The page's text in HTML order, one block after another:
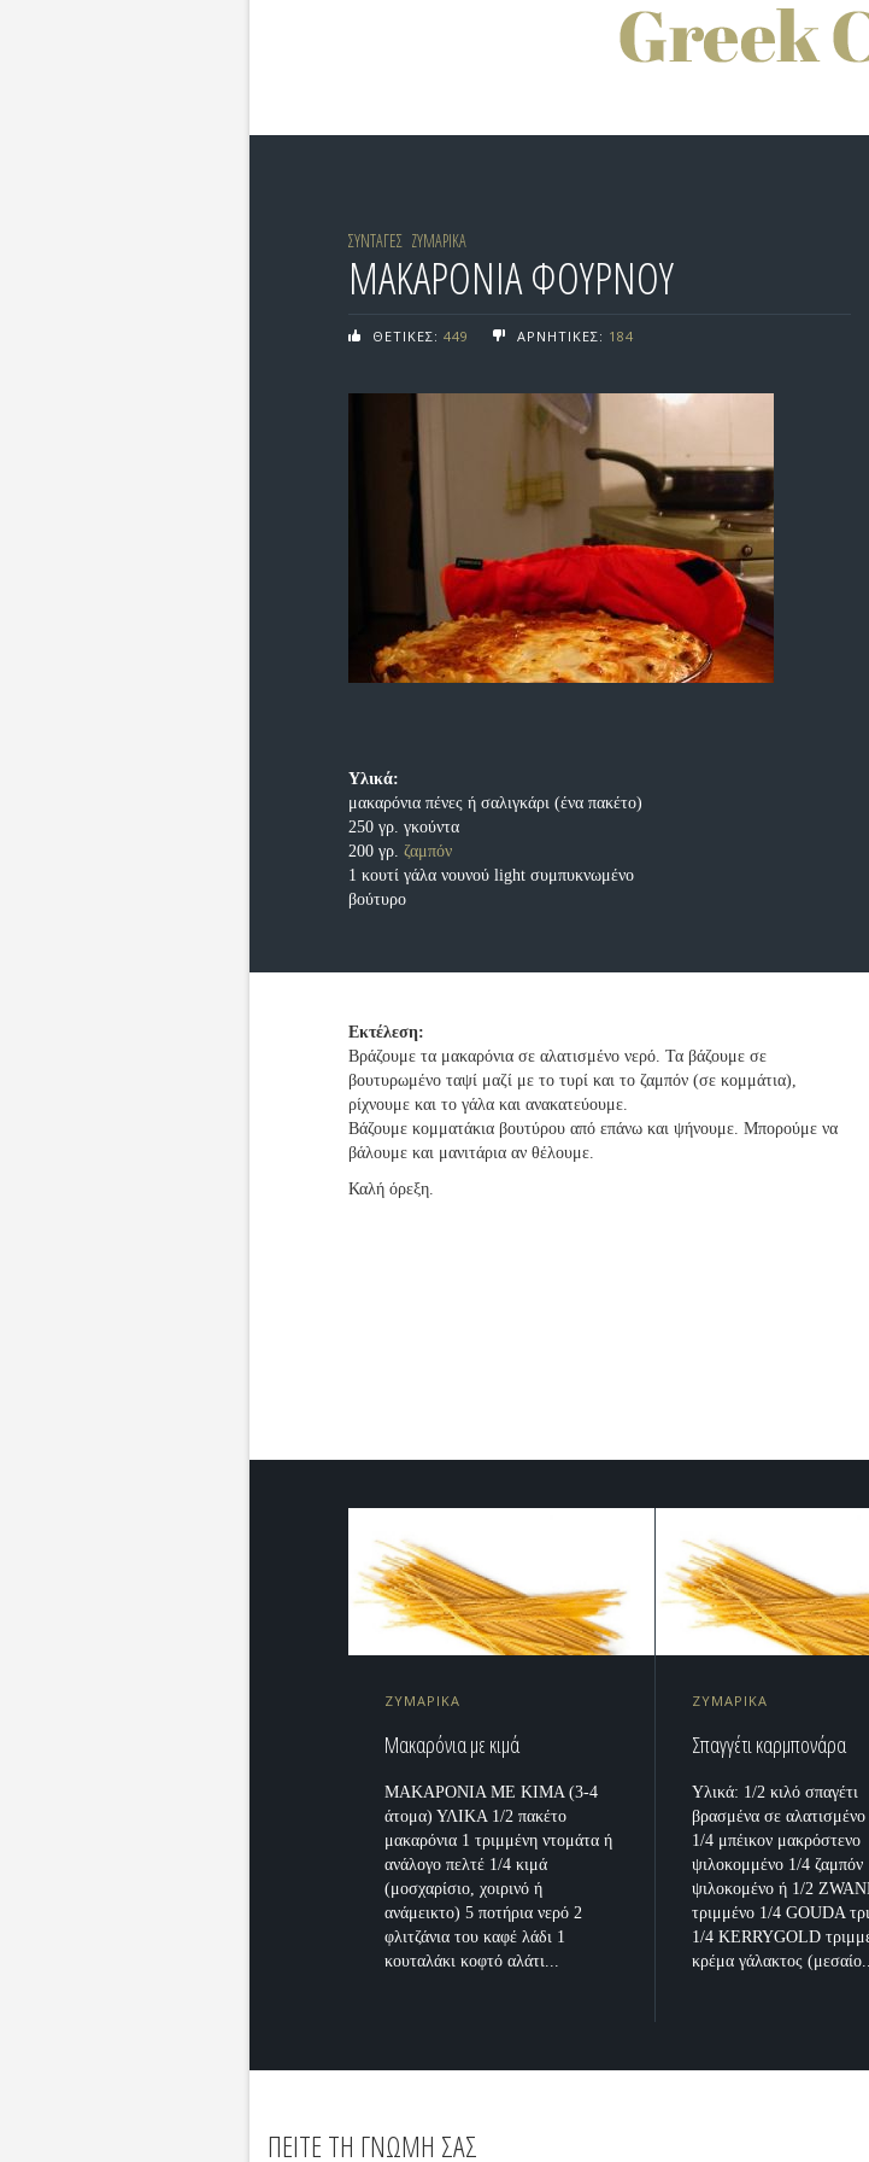
ΣΥΝΤΑΓΕΣ ΖΥΜΑΡΙΚΑ
ΜΑΚΑΡΟΝΙΑ ΦΟΥΡΝΟΥ
ΘΕΤΙΚΕΣ: 449 ΑΡΝΗΤΙΚΕΣ: 184
Υλικά:
μακαρόνια πένες ή σαλιγκάρι (ένα πακέτο)
250 γρ. γκούντα
200 γρ.ζαμπόν
1 κουτί γάλα νουνού light συμπυκνωμένο
βούτυρο
Εκτέλεση:
Βράζουμε τα μακαρόνια σε αλατισμένο νερό. Τα βάζουμε σε
βουτυρωμένο ταψί μαζί με το τυρί και το ζαμπόν (σε κομμάτια),
ρίχνουμε και το γάλα και ανακατεύουμε.
Βάζουμε κομματάκια βουτύρου από επάνω και ψήνουμε. Μπορούμε να
βάλουμε και μανιτάρια αν θέλουμε.
Καλή όρεξη.
ΖΥΜΑΡΙΚΑ
Μακαρόνια με κιμά
ΜΑΚΑΡΟΝΙΑ ΜΕ ΚΙΜΑ (3-4
άτομα) ΥΛΙΚΑ 1/2 πακέτο
μακαρόνια 1 τριμμένη ντομάτα ή
ανάλογο πελτέ 1/4 κιμά
(μοσχαρίσιο, χοιρινό ή
ανάμεικτο) 5 ποτήρια νερό 2
φλιτζάνια του καφέ λάδι 1
κουταλάκι κοφτό αλάτι...
ΖΥΜΑΡΙΚΑ
Σπαγγέτι καρμπονάρα
Υλικά: 1/2 κιλό σπαγέτι
βρασμένα σε αλατισμένο
1/4 μπέικον μακρόστενο
ψιλοκομμένο 1/4 ζαμπόν
ψιλοκομένο ή 1/2
τριμμένο 1/4 GOUDA
1/4 KERRYGOLD
κρέμα γάλακτος
ΠΕΙΤΕ ΤΗ ΓΝΩΜΗ ΣΑΣ